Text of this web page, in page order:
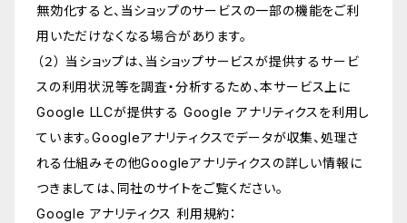
無効化すると、当ショップのサービスの一部の機能をご利
用いただけなくなる場合があります。
（２） 当ショップは、当ショップサービスが提供するサービ
スの利用状況等を調査・分析するため、本サービス上に
Google LLCが提供する Google アナリティクスを利用し
ています。Googleアナリティクスでデータが収集、処理さ
れる仕組みその他Googleアナリティクスの詳しい情報に
つきましては、同社のサイトをご覧ください。
Google アナリティクス 利用規約：